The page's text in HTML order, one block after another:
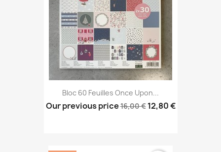
Bloc 60 Feuilles Once Upon...
Our previous price16,00 € 12,80 €